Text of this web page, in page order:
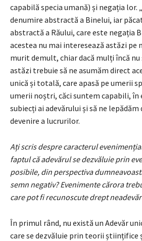
capabilă specia umană) și negația lor.
denumire abstractă a Binelui, iar
abstractă a Răului, care este negația
acestea nu mai interesează astăzi pe
murit demult, chiar dacă mulți încă
astăzi trebuie să ne asumăm direct
unică și totală, care apasă pe umerii
umerii noștri, căci suntem capabili, în
subiecți ai adevărului și să ne
devenire a lucrurilor.
Ați scris despre caracterul
faptul că adevărul se dezvăluie prin
posibile, din perspectiva
semn negativ? Evenimente cărora
care pot fi recunoscute drept
În primul rând, nu există un Adevăr
care se dezvăluie prin teorii științifice